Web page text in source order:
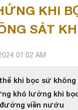
KHI
SÁT
01:02 AM
thể khi bọc sứ
khó lường khi
viền nướu